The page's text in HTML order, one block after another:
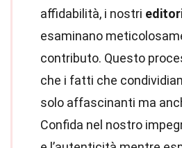
affidabilità, i nostri
esaminano
contributo. Questo
che i fatti che
solo affascinanti ma
Confida nel nostro